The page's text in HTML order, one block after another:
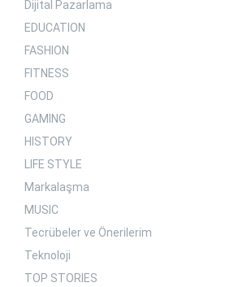
Dijital Pazarlama
EDUCATION
FASHION
FITNESS
FOOD
GAMING
HISTORY
LIFE STYLE
Markalaşma
MUSIC
Tecrübeler ve Önerilerim
Teknoloji
TOP STORIES